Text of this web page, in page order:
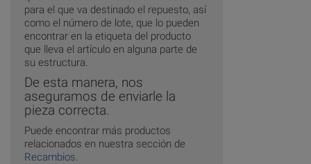
para el que va destinado el repuesto, así
como el número de lote, que lo pueden
encontrar en la etiqueta del producto
que lleva el artículo en alguna parte de
su estructura.
De esta manera, nos
aseguramos de enviarle la
pieza correcta.
Puede encontrar más productos
relacionados en nuestra sección de
Recambios